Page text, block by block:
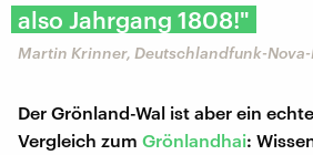
also Jahrgang 1808!"
Martin Krinner, Deutschlandfunk-
Der Grönland-Wal ist aber ein
Vergleich zum Grönlandhai: